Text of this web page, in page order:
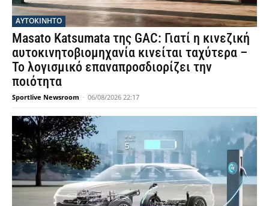
ΑΥΤΟΚΙΝΗΤΟ
Masato Katsumata της GAC: Γιατί η κινεζική
αυτοκινητοβιομηχανία κινείται ταχύτερα –
Το λογισμικό επαναπροσδιορίζει την
ποιότητα
Sportlive Newsroom - 06/08/2026 22:17